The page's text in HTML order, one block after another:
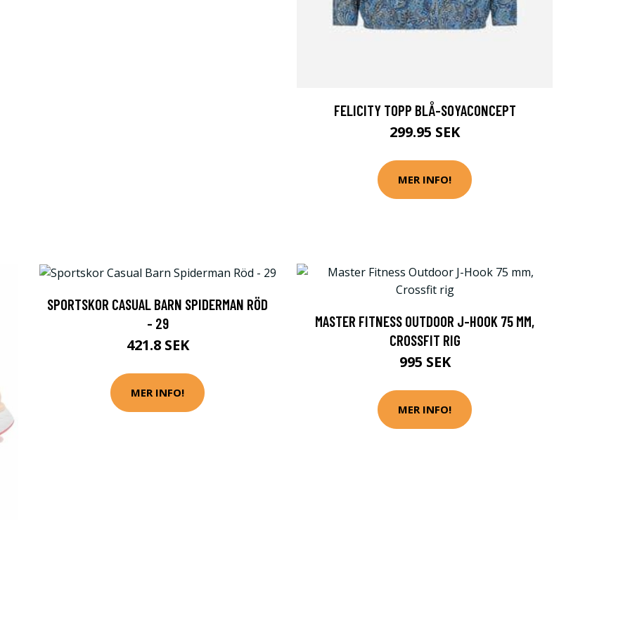
FELICITY TOPP BLÅ-SOYACONCEPT
299.95 SEK
MER INFO!
SPORTSKOR CASUAL BARN SPIDERMAN RÖD
- 29
421.8 SEK
MER INFO!
MASTER FITNESS OUTDOOR J-HOOK 75 MM,
CROSSFIT RIG
995 SEK
MER INFO!